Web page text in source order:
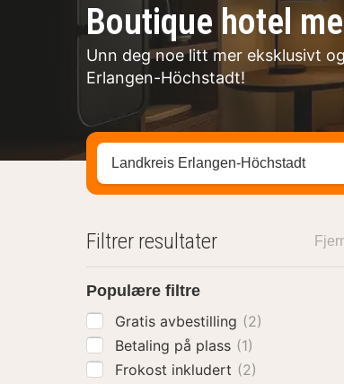
Boutique hotel
Unn deg noe litt mer eksklusivt
Erlangen-Höchstadt!
Søk hotell, region eller by
Filtrer resultater
Populære filtre
Gratis avbestilling (2)
Betaling på plass (1)
Frokost inkludert (2)